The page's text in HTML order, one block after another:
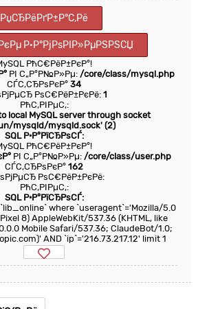
РџСЂРёРґР±Р°С‚Рё
Р·Р°РјРѕРІР»РµРЅРЅСЏ
РћС€РёР±РєР°!
РІ С„Р°Р№Р»Рµ: /core/class/mysql.php
СЃС‚СЂРѕРєР° 34
РѕС€РёР±РєРё: 1
РћС‚РІРµС‚:
local MySQL server through socket
mysqld/mysqld.sock' (2)
SQL Р·Р°РїСЂРѕСЃ:
РћС€РёР±РєР°!
РІ С„Р°Р№Р»Рµ: /core/class/user.php
СЃС‚СЂРѕРєР° 162
РѕС€РёР±РєРё:
РћС‚РІРµС‚:
SQL Р·Р°РїСЂРѕСЃ:
where `useragent`='Mozilla/5.0
8) AppleWebKit/537.36 (KHTML, like
Mobile Safari/537.36; ClaudeBot/1.0;
AND `ip`='216.73.217.12' limit 1